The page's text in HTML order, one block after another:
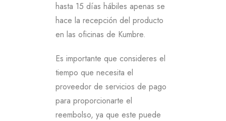
hasta 15 días hábiles apenas se
hace la recepción del producto
en las oficinas de Kumbre.
Es importante que consideres el
tiempo que necesita el
proveedor de servicios de pago
para proporcionarte el
reembolso, ya que este puede